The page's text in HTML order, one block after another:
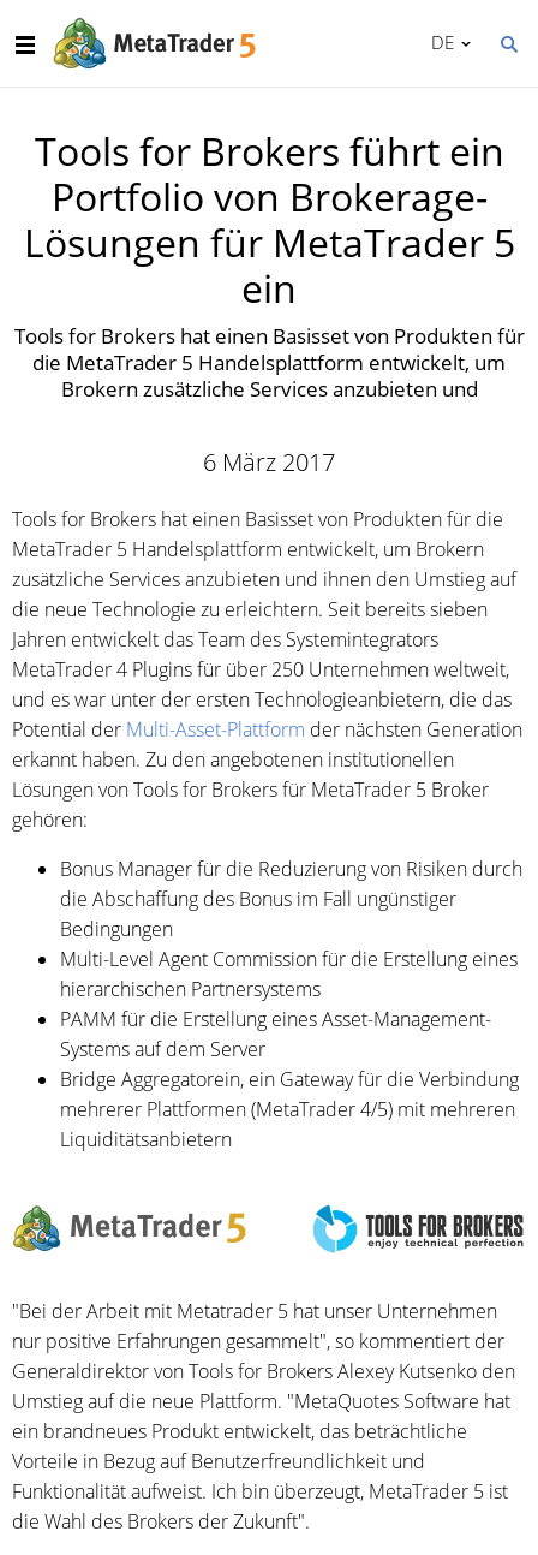
DE
Tools for Brokers führt ein
Portfolio von Brokerage-
Lösungen für MetaTrader 5
ein
Tools for Brokers hat einen Basisset von Produkten für
die MetaTrader 5 Handelsplattform entwickelt, um
Brokern zusätzliche Services anzubieten und
6 März 2017
Tools for Brokers hat einen Basisset von Produkten für die
MetaTrader 5 Handelsplattform entwickelt, um Brokern
zusätzliche Services anzubieten und ihnen den Umstieg auf
die neue Technologie zu erleichtern. Seit bereits sieben
Jahren entwickelt das Team des Systemintegrators
MetaTrader 4 Plugins für über 250 Unternehmen weltweit,
und es war unter der ersten Technologieanbietern, die das
Potential der Multi-Asset-Plattform der nächsten Generation
erkannt haben. Zu den angebotenen institutionellen
Lösungen von Tools for Brokers für MetaTrader 5 Broker
gehören:
Bonus Manager für die Reduzierung von Risiken durch
die Abschaffung des Bonus im Fall ungünstiger
Bedingungen
Multi-Level Agent Commission für die Erstellung eines
hierarchischen Partnersystems
PAMM für die Erstellung eines Asset-Management-
Systems auf dem Server
Bridge Aggregatorein, ein Gateway für die Verbindung
mehrerer Plattformen (MetaTrader 4/5) mit mehreren
Liquiditätsanbietern
"Bei der Arbeit mit Metatrader 5 hat unser Unternehmen
nur positive Erfahrungen gesammelt", so kommentiert der
Generaldirektor von Tools for Brokers Alexey Kutsenko den
Umstieg auf die neue Plattform. "MetaQuotes Software hat
ein brandneues Produkt entwickelt, das beträchtliche
Vorteile in Bezug auf Benutzerfreundlichkeit und
Funktionalität aufweist. Ich bin überzeugt, MetaTrader 5 ist
die Wahl des Brokers der Zukunft".